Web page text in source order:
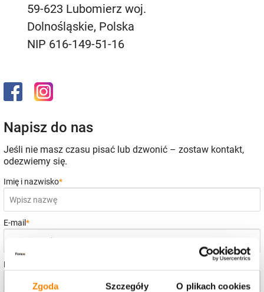
Zgoda Szczegóły O plikach cookies
59-623 Lubomierz woj.
Dolnośląskie, Polska
NIP 616-149-51-16
Napisz do nas
Jeśli nie masz czasu pisać lub dzwonić – zostaw kontakt,
odezwiemy się.
Imię i nazwisko*
E-mail*
Numer telefonu